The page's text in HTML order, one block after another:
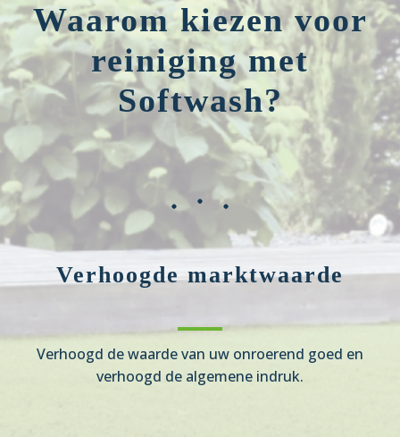
Waarom kiezen voor
reiniging met
Softwash?
Verhoogde marktwaarde
Verhoogd de waarde van uw onroerend goed en
verhoogd de algemene indruk.